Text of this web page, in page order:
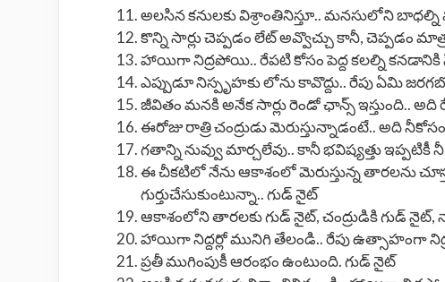
అలసిన కనులకు విశ్రాంతినిస్తూ.. మనసులోని
కొన్ని సార్లు చెప్పడం లేట్ అవ్వొచ్చు కానీ, చెప్పడం
హాయిగా నిద్రపోయి.. రేపటి కోసం పెద్ద కలల్ని కనడానికి
ఎప్పుడూ నిస్పృహకు లోను కావొద్దు.. రేపు ఏమి
జీవితం మనకి అనేక సార్లు రెండో ఛాన్స్ ఇస్తుంది.. అది
ఈరోజు రాత్రి చంద్రుడు మెరుస్తున్నాడంటే.. అది
గతాన్ని నువ్వు మార్చలేవు.. కానీ భవిష్యత్తు ఇప్పటికీ
ఈ చీకటిలో నేను ఆకాశంలో మెరుస్తున్న తారలను
గుర్తుచేసుకుంటున్నా.. గుడ్ నైట్
ఆకాశంలోని తారలకు గుడ్ నైట్, చంద్రుడికి గుడ్ నైట్,
హాయిగా నిద్దర్లో మునిగి తేలండి.. రేపు ఉత్సాహంగా
ప్రతీ ముగింపుకీ ఆరంభం ఉంటుంది. గుడ్ నైట్